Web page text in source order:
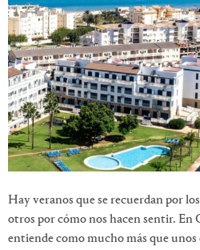
Hay veranos que se recuerdan por
otros por cómo nos hacen sentir. En
entiende como mucho más que